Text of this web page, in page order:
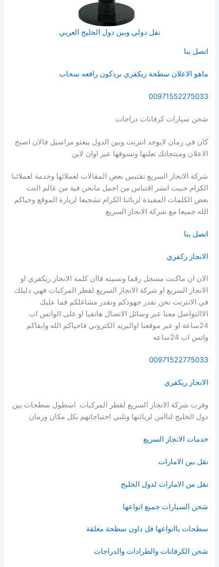
نقل دولي وبين دول الخليج العربي
اتصل بنا
ماهو الاعلان سطحة ريكفري بردكون رافعه سحاب
00971552275033
شحن سيارات كرفانات دراجات
كان في زمان لايوجد انترنت وبين الدول يبعثو مراسيل فالان اصبح
الاعلان ومنتجاتك تعلنها وتسوقها عبر اوان لاين
شركة الانجاز السريع تقتبس بعض المقالات لعملائها وخدمة لعملائنا
الكرام حبيت انشر اقتباس من اجمل مانحن فية من عالم النت
بعض الكلمات المفيدة لزبائنا الكرام تشجيعا لزيارة الموقع وحياكم
الله جميعا مع شركة الانجاز السريع
اتصل بنا
الانجاز ركفري
الان ان ماكنت مسجل رقما ونسيته فاان كلمة الانجاز ريكفري او
الانجاز السريع او شركة الانجاز السريع لقطر المركبات فهي دليلك
في الانترنت نحن نقدر جهودكم ونقدر مشاغلكم فما عليك
الاالتواصل معنا عبر وسائل الاتصال هاتفيا او على الواتس اب
24ساعة او عبر موقعنا اوالبريد الكتروني فاحياكم الله وابقاكم
واتس اب 24ساعه
00971522775033
الانجاز ريكفري
وفرت شركة الانجاز السريع لقطر المركبات اسطول سطحات بين
دول الخليج لتاامن لزبائنها وتلبي احتياجاتهم بكل مكان وزمان
خدمات الانجاز السريع
نقل بين الامارات
نقل من الامارات لدول الخليج
شحن السيارات جميع انواعها
سطحات باانواعها فل داون سطحة مغلقة
شحن الكرفانات والطرادات والدراجات